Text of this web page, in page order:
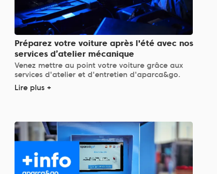
Préparez votre voiture après l'été avec nos
services d’atelier mécanique
Venez mettre au point votre voiture grâce aux
services d'atelier et d'entretien d'aparca&go.
Lire plus +